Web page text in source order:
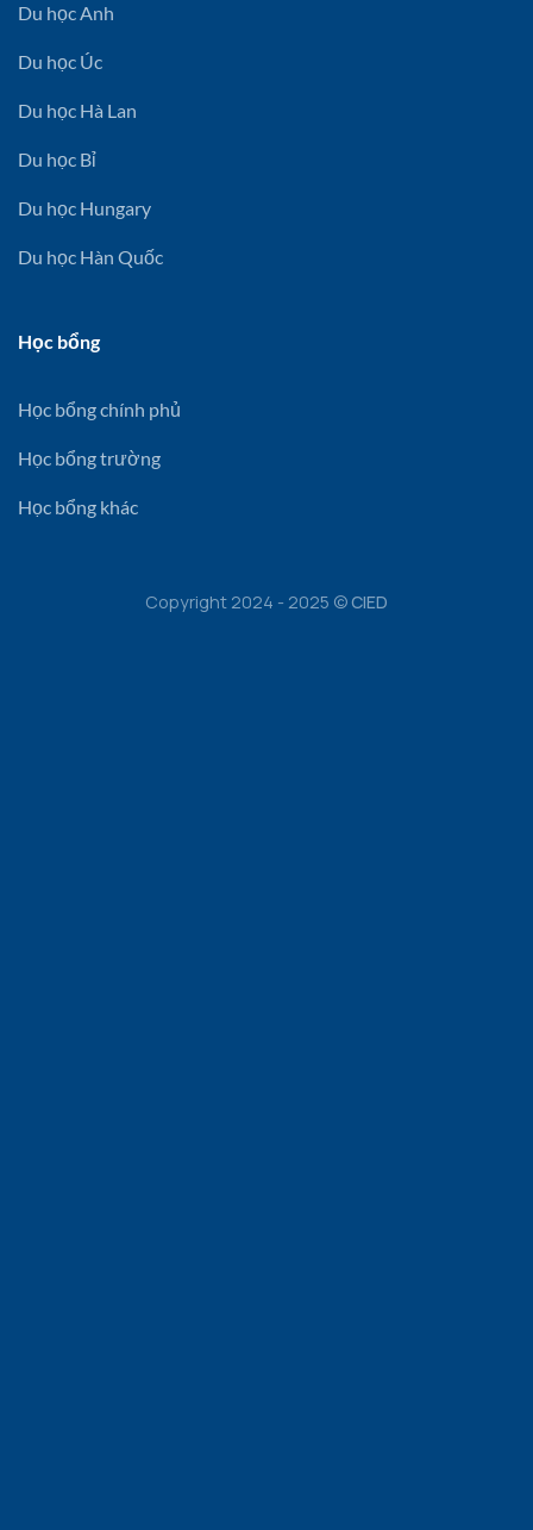
Du học Anh
Du học Úc
Du học Hà Lan
Du học Bỉ
Du học Hungary
Du học Hàn Quốc
Học bổng
Học bổng chính phủ
Học bổng trường
Học bổng khác
Copyright 2024 - 2025 ©CIED